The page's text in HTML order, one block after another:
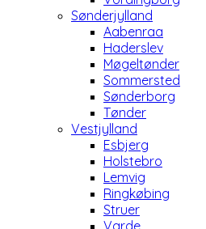
Sønderjylland
Aabenraa
Haderslev
Møgeltønder
Sommersted
Sønderborg
Tønder
Vestjylland
Esbjerg
Holstebro
Lemvig
Ringkøbing
Struer
Varde